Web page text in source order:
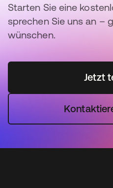
Starten Sie eine
sprechen Sie uns an –
wünschen.
Jetzt